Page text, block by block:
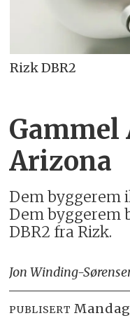
Rizk DBR2
Gammel
Arizona
Dem
Dem byggerem
DBR2 fra Rizk.
Jon Winding-
PUBLISERT